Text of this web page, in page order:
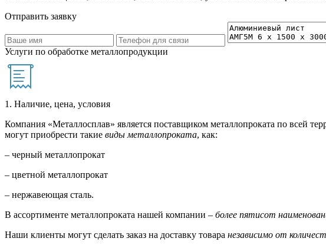
Отправить заявку
Услуги по обработке металлопродукции
1. Наличие, цена, условия
Компания «Металлосплав» является поставщиком металлопроката по всей
могут приобрести такие виды металлопроката, как:
– черный металлопрокат
– цветной металлопрокат
– нержавеющая сталь.
В ассортименте металлопроката нашей компании – более пятисот
Наши клиенты могут сделать заказ на доставку товара независимо от